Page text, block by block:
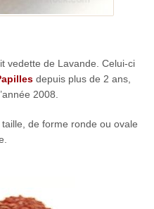
vedette de Lavande. Celui-ci
depuis plus de 2 ans,
2008.
de forme ronde ou ovale